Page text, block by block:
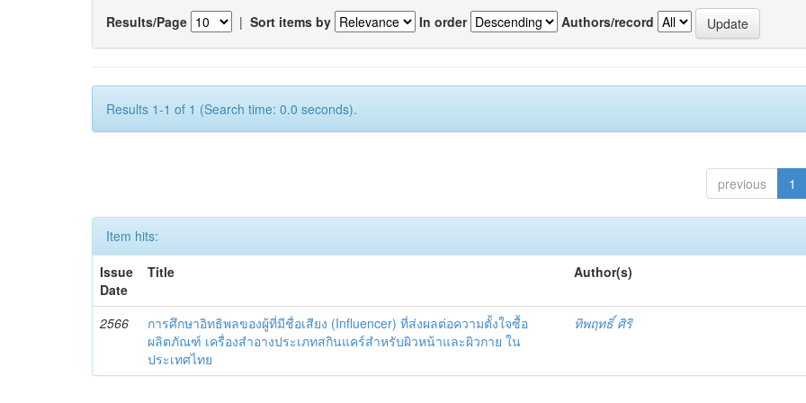
Results/Page | Sort items by In order Authors/record
Results 1-1 of 1 (Search time: 0.0 seconds).
previous 1
Item hits:
Issue
Date
Title Author(s)
2566
การศึกษาอิทธิพลของผู้ที่มีชื่อเสียง (Influencer) ที่ส่งผลต่อความตั้งใจซื้อ
ผลิตภัณฑ์ เครื่องสำอางประเภทสกินแคร์สำหรับผิวหน้าและผิวกาย ใน
ประเทศไทย
ทิพฤทธิ์ ศิริ